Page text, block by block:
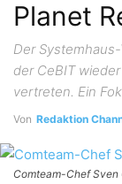
Planet
Der
der CeBIT
vertreten. Ein
Von Redaktion
Comteam-Chef Sven